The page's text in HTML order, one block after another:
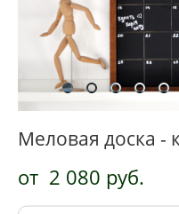
Меловая доска -
от 2 080 pуб.